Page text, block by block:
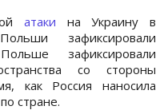
атаки на Украину в
зафиксировали
зафиксировали
со стороны
как Россия наносила
стране.